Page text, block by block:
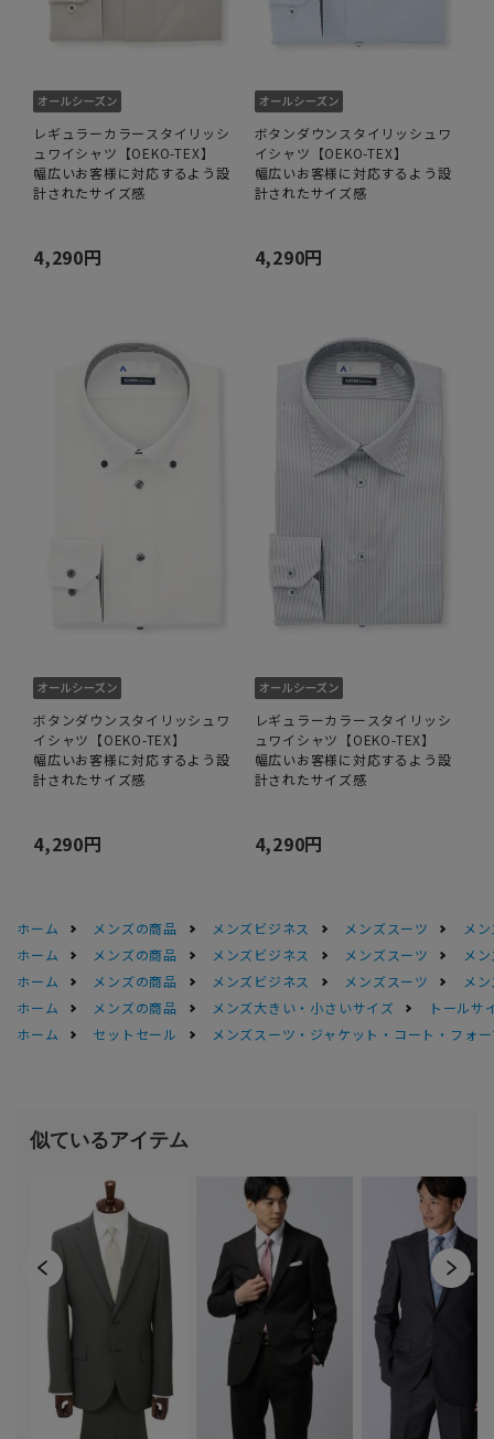
レギュラーカラースタイリッシ
ュワイシャツ【OEKO-TEX】
幅広いお客様に対応するよう設
計されたサイズ感
4,290円
ボタンダウンスタイリッシュワ
イシャツ【OEKO-TEX】
幅広いお客様に対応するよう設
計されたサイズ感
4,290円
ボタンダウンスタイリッシュワ
イシャツ【OEKO-TEX】
幅広いお客様に対応するよう設
計されたサイズ感
4,290円
レギュラーカラースタイリッシ
ュワイシャツ【OEKO-TEX】
幅広いお客様に対応するよう設
計されたサイズ感
4,290円
ホーム メンズの商品 メンズビジネス メンズスーツ
メ
ホーム
メンズの商品 メンズビジネス メンズスーツ
メ
ホーム
メンズの商品 メンズビジネス メンズスーツ
メ
ホーム
メンズの商品 メンズ大きい・小さいサイズ
トールサ
ホーム
セットセール メンズスーツ・ジャケット・コート・フォ